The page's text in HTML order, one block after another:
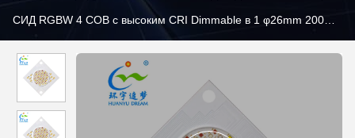
СИД RGBW 4 COB с высоким CRI Dimmable в 1 φ26mm 200W